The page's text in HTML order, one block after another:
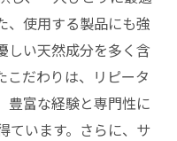
ひととき
リラクゼーション
エステ選び
高めるポイント
を再発見しよう
、使用する製品にも強
しい天然成分を多く含
こだわりは、リピータ
豊富な経験と専門性に
ています。さらに、サ